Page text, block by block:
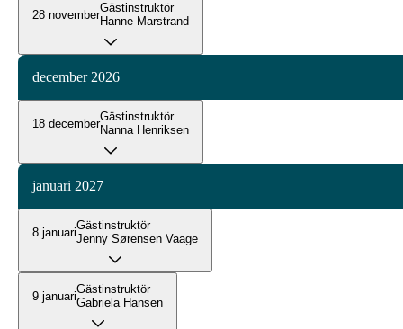
28 novemberGästinstruktör
Hanne Marstrand
december 2026
18 decemberGästinstruktör
Nanna Henriksen
januari 2027
8 januariGästinstruktör
Jenny Sørensen Vaage
9 januariGästinstruktör
Gabriela Hansen